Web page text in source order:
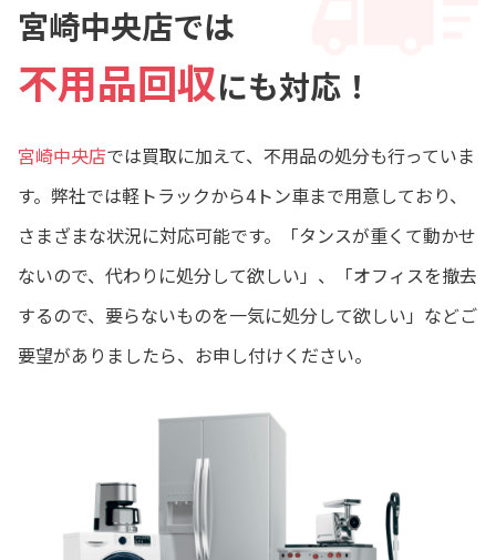
宮崎中央店では
不用品回収にも対応！
宮崎中央店では買取に加えて、不用品の処分も行っていま
す。弊社では軽トラックから4トン車まで用意しており、
さまざまな状況に対応可能です。「タンスが重くて動かせ
ないので、代わりに処分して欲しい」、「オフィスを撤去
するので、要らないものを一気に処分して欲しい」などご
要望がありましたら、お申し付けください。